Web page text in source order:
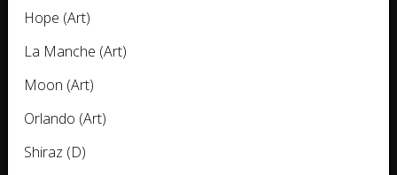
Hope (Art)
La Manche (Art)
Moon (Art)
Orlando (Art)
Shiraz (D)